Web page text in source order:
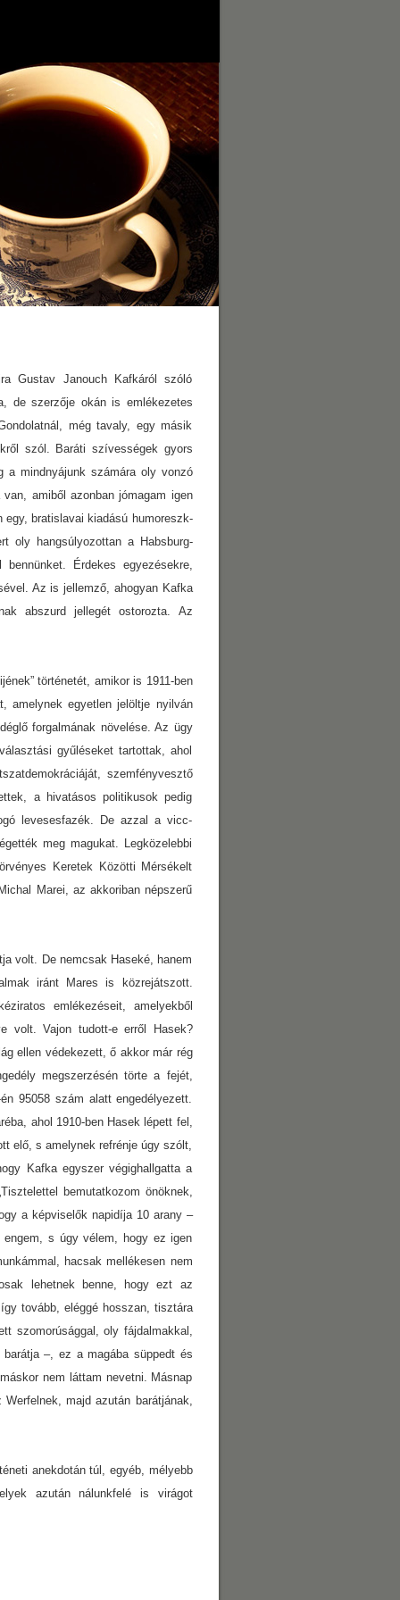
Gustav Janouch Kafkáról szóló
de szerzője okán is emlékezetes
még tavaly, egy másik
szól. Baráti szívességek gyors
a mindnyájunk számára oly vonzó
amiből azonban jómagam igen
bratislavai kiadású humoreszk-
oly hangsúlyozottan a Habsburg-
Érdekes egyezésekre,
Az is jellemző, ahogyan Kafka
abszurd jellegét ostorozta. Az
történetét, amikor is 1911-ben
amelynek egyetlen jelöltje nyilván
forgalmának növelése. Az ügy
gyűléseket tartottak, ahol
szemfényvesztő
a hivatásos politikusok pedig
levesesfazék. De azzal a vicc-
meg magukat. Legközelebbi
Keretek Közötti Mérsékelt
Marei, az akkoriban népszerű
volt. De nemcsak Haseké, hanem
iránt Mares is közrejátszott.
emlékezéseit, amelyekből
volt. Vajon tudott-e erről Hasek?
ellen védekezett, ő akkor már rég
megszerzésén törte a fejét,
95058 szám alatt engedélyezett.
ahol 1910-ben Hasek lépett fel,
elő, s amelynek refrénje úgy szólt,
Kafka egyszer végighallgatta a
bemutatkozom önöknek,
a képviselők napidíja 10 arany –
s úgy vélem, hogy ez igen
hacsak mellékesen nem
lehetnek benne, hogy ezt az
tovább, eléggé hosszan, tisztára
szomorúsággal, oly fájdalmakkal,
–, ez a magába süppedt és
nem láttam nevetni. Másnap
majd azután barátjának,
anekdotán túl, egyéb, mélyebb
azután nálunkfelé is virágot